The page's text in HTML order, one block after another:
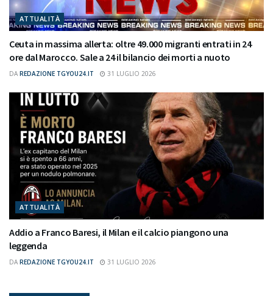
ATTUALITÀ
Ceuta in massima allerta: oltre 49.000 migranti entrati in 24
ore dal Marocco. Sale a 24 il bilancio dei morti a nuoto
DA REDAZIONE TGYOU24.IT 31 LUGLIO 2026
ATTUALITÀ
Addio a Franco Baresi, il Milan e il calcio piangono una
leggenda
DA REDAZIONE TGYOU24.IT 31 LUGLIO 2026